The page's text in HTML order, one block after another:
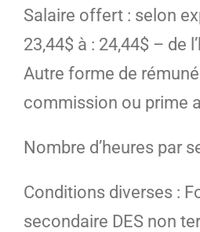
Salaire offert : selon
23,44$ à : 24,44$ – de
Autre forme de
commission ou prime
Nombre d’heures par
Conditions diverses :
secondaire DES non